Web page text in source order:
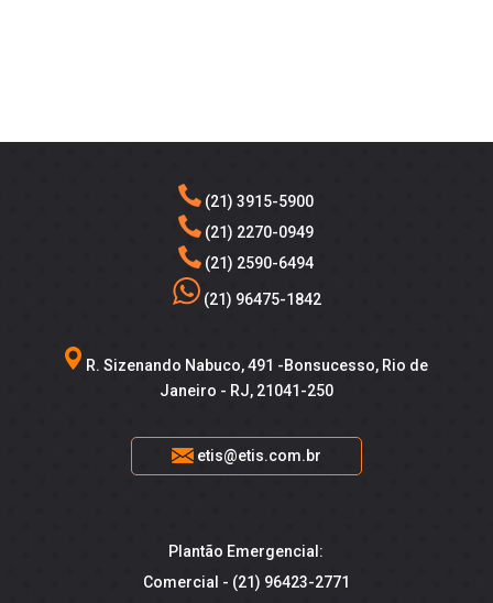
(21) 3915-5900
(21) 2270-0949
(21) 2590-6494
(21) 96475-1842
R. Sizenando Nabuco, 491 -Bonsucesso, Rio de
Janeiro - RJ, 21041-250
etis@etis.com.br
Plantão Emergencial:
Comercial - (21) 96423-2771